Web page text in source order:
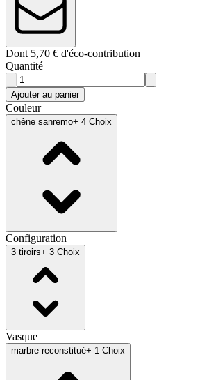
Dont 5,70 € d'éco-contribution
Quantité
Ajouter au panier
Couleur
chêne sanremo+ 4 Choix
Configuration
3 tiroirs+ 3 Choix
Vasque
marbre reconstitué+ 1 Choix